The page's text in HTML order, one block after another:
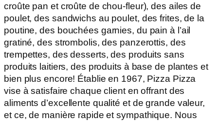
croûte pan et croûte de chou-fleur), des ailes de
poulet, des sandwichs au poulet, des frites, de la
poutine, des bouchées garnies, du pain à l’ail
gratiné, des strombolis, des panzerottis, des
trempettes, des desserts, des produits sans
produits laitiers, des produits à base de plantes et
bien plus encore! Établie en 1967, Pizza Pizza
vise à satisfaire chaque client en offrant des
aliments d’excellente qualité et de grande valeur,
et ce, de manière rapide et sympathique. Nous